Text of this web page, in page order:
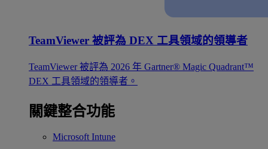
TeamViewer 被評為 DEX 工具領域的領導者
TeamViewer 被評為 2026 年 Gartner® Magic Quadrant™
DEX 工具領域的領導者。
關鍵整合功能
Microsoft Intune